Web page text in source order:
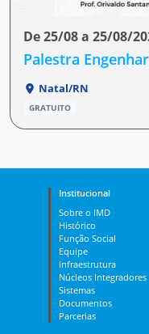
De 25/08 a 25/08/
Palestra
Natal/RN
GRATUITO
Institucional
Sobre o IMD
Histórico
Função Social
Equipe
Infraestrutura
Núcleos Integradores
Sistemas
Documentos
Parcerias